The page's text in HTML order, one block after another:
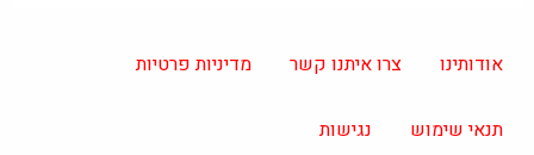
אודותינו צרו איתנו קשר מדיניות פרטיות
תנאי שימוש נגישות